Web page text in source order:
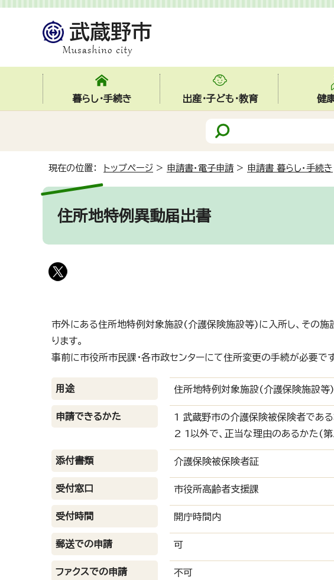
暮らし・手続き 出産・子ども・教育 健
現在の位置： トップページ > 申請書・電子申請> 申請書 暮らし・手続き
住所地特例異動届出書
市外にある住所地特例対象施設(介護保険施設等)に入所し、その
ります。
事前に市役所市民課・各市政センターにて住所変更の手続が必要です
用途 住所地特例対象施設(介護保険施設等
申請できるかた
1 武蔵野市の介護保険被保険者である
2 1以外で、正当な理由のあるかた(
添付書類 介護保険被保険者証
受付窓口 市役所高齢者支援課
受付時間 開庁時間内
郵送での申請 可
ファクスでの申請 不可